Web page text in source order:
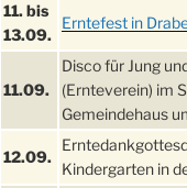
11. bis
13.09.
Erntefest in
11.09.
Disco für Jung
(Ernteverein) im
Gemeindehaus
12.09.
Kindergarten in